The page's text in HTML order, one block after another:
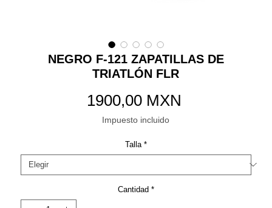
NEGRO F-121 ZAPATILLAS DE
TRIATLÓN FLR
1900,00 MXN
Impuesto incluido
Talla *
Cantidad *